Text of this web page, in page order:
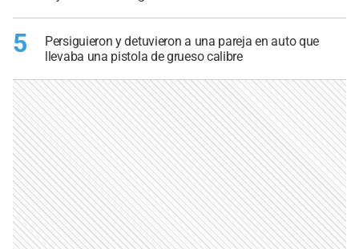
5
Persiguieron y detuvieron a una pareja en auto que
llevaba una pistola de grueso calibre